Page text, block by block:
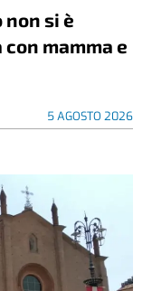
non si è
mamma e
5 AGOSTO 2026